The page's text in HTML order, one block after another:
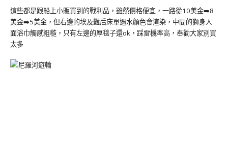
這些都是跟船上小販買到的戰利品，雖然價格便宜，一路從10美金➡️8
美金➡️5美金，但右邊的埃及豔后床單遇水顏色會渲染，中間的獅身人
面浴巾觸感粗糙，只有左邊的厚毯子還ok，踩雷機率高，奉勸大家別買
太多